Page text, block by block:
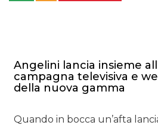
OPINIONI
Angelini lancia insieme
campagna televisiva e
della nuova gamma
Quando in bocca un’afta